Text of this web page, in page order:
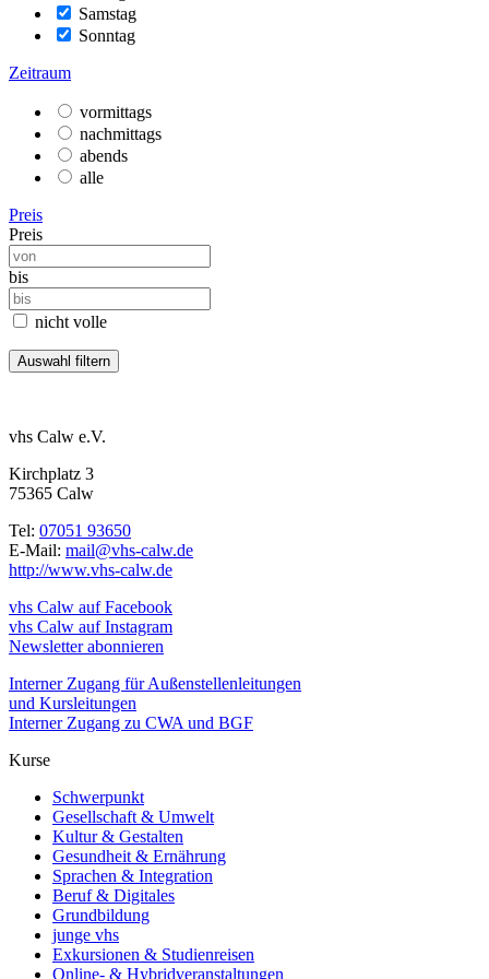
Samstag
Sonntag
Zeitraum
vormittags
nachmittags
abends
alle
Preis
Preis
bis
nicht volle
vhs Calw e.V.
Kirchplatz 3
75365 Calw
Tel: 07051 93650
E-Mail: mail@vhs-calw.de
http://www.vhs-calw.de
vhs Calw auf Facebook
vhs Calw auf Instagram
Newsletter abonnieren
Interner Zugang für Außenstellenleitungen
und Kursleitungen
Interner Zugang zu CWA und BGF
Kurse
Schwerpunkt
Gesellschaft & Umwelt
Kultur & Gestalten
Gesundheit & Ernährung
Sprachen & Integration
Beruf & Digitales
Grundbildung
junge vhs
Exkursionen & Studienreisen
Online- & Hybridveranstaltungen